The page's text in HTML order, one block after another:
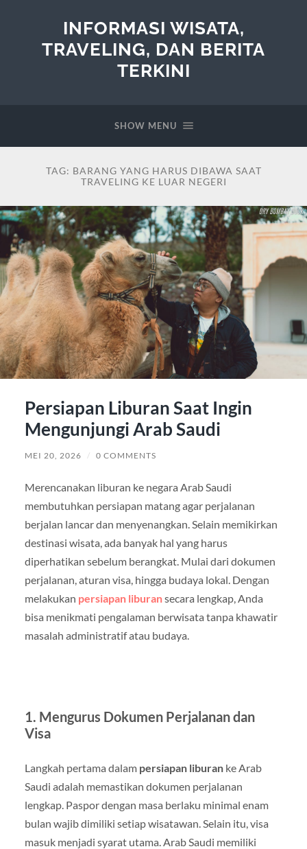
INFORMASI WISATA,
TRAVELING, DAN BERITA
TERKINI
SHOW MENU
TAG: BARANG YANG HARUS DIBAWA SAAT
TRAVELING KE LUAR NEGERI
Persiapan Liburan Saat Ingin
Mengunjungi Arab Saudi
MEI 20, 2026 / 0 COMMENTS
Merencanakan liburan ke negara Arab Saudi
membutuhkan persiapan matang agar perjalanan
berjalan lancar dan menyenangkan. Selain memikirkan
destinasi wisata, ada banyak hal yang harus
diperhatikan sebelum berangkat. Mulai dari dokumen
perjalanan, aturan visa, hingga budaya lokal. Dengan
melakukan persiapan liburansecara lengkap, Anda
bisa menikmati pengalaman berwisata tanpa khawatir
masalah administratif atau budaya.
1. Mengurus Dokumen Perjalanan dan
Visa
Langkah pertama dalam persiapan liburanke Arab
Saudi adalah memastikan dokumen perjalanan
lengkap. Paspor dengan masa berlaku minimal enam
bulan wajib dimiliki setiap wisatawan. Selain itu, visa
masuk menjadi syarat utama. Arab Saudi memiliki